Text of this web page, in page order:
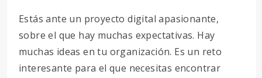
Estás ante un proyecto digital apasionante,
sobre el que hay muchas expectativas. Hay
muchas ideas en tu organización. Es un reto
interesante para el que necesitas encontrar